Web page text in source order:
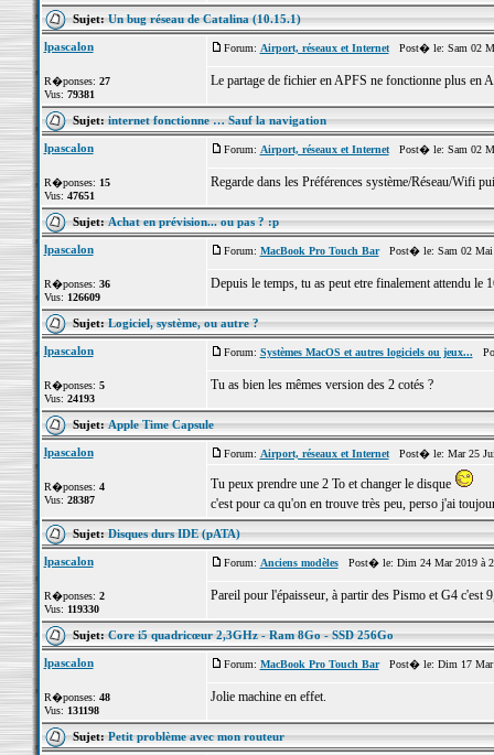
Sujet:Un bug réseau de Catalina (10.15.1)
lpascalon
R�ponses: 27
Vus: 79381
Forum: Airport, réseaux et InternetPost� le: Sam 02
Le partage de fichier en APFS ne fonctionne plus en
Sujet:internet fonctionne … Sauf la navigation
lpascalon
R�ponses: 15
Vus: 47651
Forum: Airport, réseaux et InternetPost� le: Sam 02
Regarde dans les Préférences système/Réseau/Wifi
Sujet:Achat en prévision... ou pas ? :p
lpascalon
R�ponses: 36
Vus: 126609
Forum: MacBook Pro Touch BarPost� le: Sam 02 Mai
Depuis le temps, tu as peut etre finalement attendu le
Sujet:Logiciel, système, ou autre ?
lpascalon
R�ponses: 5
Vus: 24193
Forum: Systèmes MacOS et autres logiciels ou jeux...
Tu as bien les mêmes version des 2 cotés ?
Sujet:Apple Time Capsule
lpascalon
R�ponses: 4
Vus: 28387
Forum: Airport, réseaux et InternetPost� le: Mar 25
Tu peux prendre une 2 To et changer le disque
c'est pour ca qu'on en trouve très peu, perso j'ai
Sujet:Disques durs IDE (pATA)
lpascalon
R�ponses: 2
Vus: 119330
Forum: Anciens modèlesPost� le: Dim 24 Mar 2019 à
Pareil pour l'épaisseur, à partir des Pismo et G4 c'est
Sujet:Core i5 quadricœur 2,3GHz - Ram 8Go - SSD 256Go
lpascalon
R�ponses: 48
Vus: 131198
Forum: MacBook Pro Touch BarPost� le: Dim 17 Mar
Jolie machine en effet.
Sujet:Petit problème avec mon routeur